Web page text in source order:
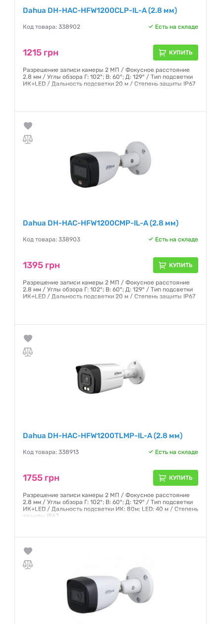
Dahua DH-HAC-HFW1200CLP-IL-A (2.8 мм)
Код товара: 338902 Есть на складе
1215 грн КУПИТЬ
Разрешение записи камеры 2 МП / Фокусное расстояние
2.8 мм / Углы обзора Г: 102°; В: 60°; Д: 129° / Тип подсветки
ИК+LED / Дальность подсветки 20 м / Степень защиты IP67
Dahua DH-HAC-HFW1200CMP-IL-A (2.8 мм)
Код товара: 338903 Есть на складе
1395 грн КУПИТЬ
Разрешение записи камеры 2 МП / Фокусное расстояние
2.8 мм / Углы обзора Г: 102°; В: 60°; Д: 129° / Тип подсветки
ИК+LED / Дальность подсветки 20 м / Степень защиты IP67
Dahua DH-HAC-HFW1200TLMP-IL-A (2.8 мм)
Код товара: 338913 Есть на складе
1755 грн КУПИТЬ
Разрешение записи камеры 2 МП / Фокусное расстояние
2.8 мм / Углы обзора Г: 102°; В: 60°; Д: 129° / Тип подсветки
ИК+LED / Дальность подсветки ИК: 80м; LED: 40 м / Степень
защиты IP67